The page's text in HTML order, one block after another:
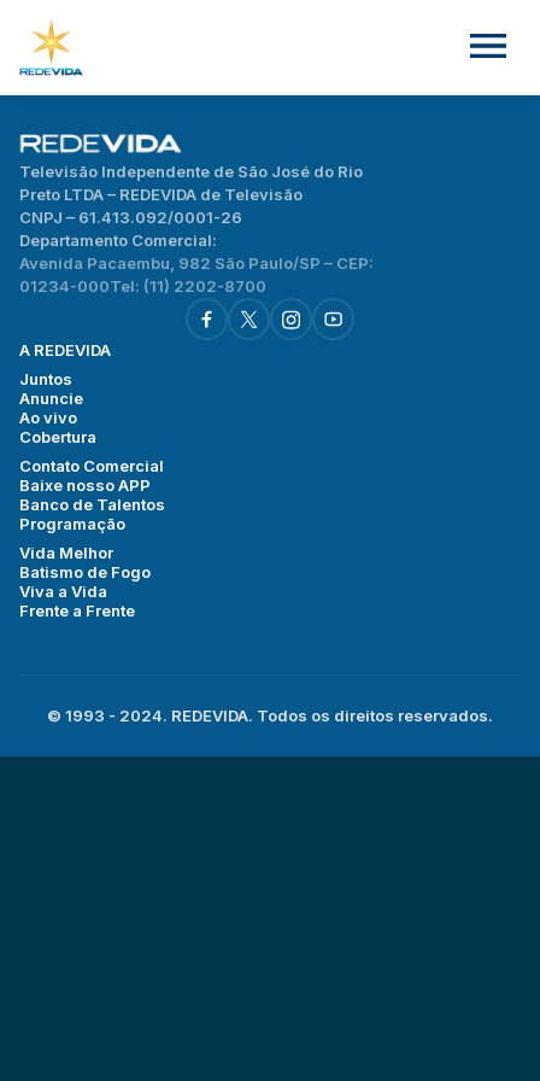
Televisão Independente de São José do Rio
Preto LTDA – REDEVIDA de Televisão
CNPJ – 61.413.092/0001-26
Departamento Comercial:
Avenida Pacaembu, 982 São Paulo/SP – CEP:
01234-000Tel: (11) 2202-8700
A REDEVIDA
Juntos
Anuncie
Ao vivo
Cobertura
Contato Comercial
Baixe nosso APP
Banco de Talentos
Programação
Vida Melhor
Batismo de Fogo
Viva a Vida
Frente a Frente
© 1993 - 2024. REDEVIDA. Todos os direitos reservados.